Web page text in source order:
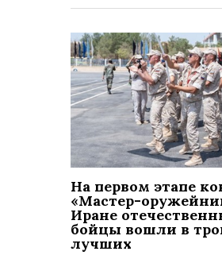
На первом этапе
«Мастер-
Иране
бойцы вошли в
лучших